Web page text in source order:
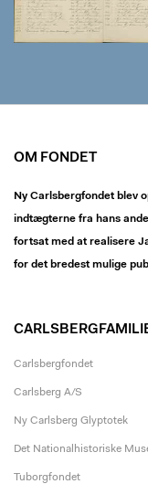
OM FONDET
Ny Carlsbergfondet blev
indtægterne fra hans
fortsat med at realisere
for det bredest mulige
Carlsbergfondet
Carlsberg A/S
Ny Carlsberg Glyptotek
Det Nationalhistoriske
Tuborgfondet